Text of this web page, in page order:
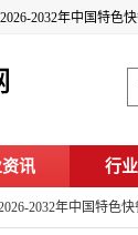
2032年中国特色
讯 行
2032年中国特色